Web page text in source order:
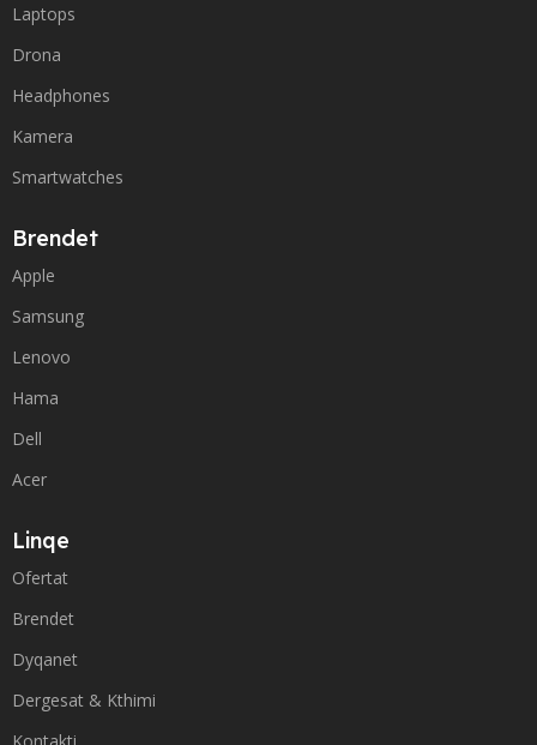
Laptops
Drona
Headphones
Kamera
Smartwatches
Brendet
Apple
Samsung
Lenovo
Hama
Dell
Acer
Linqe
Ofertat
Brendet
Dyqanet
Dergesat & Kthimi
Kontakti